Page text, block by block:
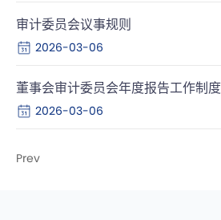
审计委员会议事规则
2026-03-06
董事会审计委员会年度报告工作制度
2026-03-06
Prev